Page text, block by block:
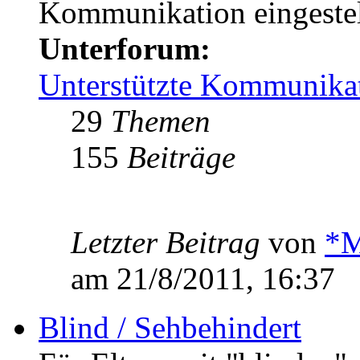
Kommunikation
Unterforum:
Unterstützte
29 Themen
155 Beiträge
Letzter Beitrag von
am 21/8/2011, 16:37
Blind / Sehbehindert